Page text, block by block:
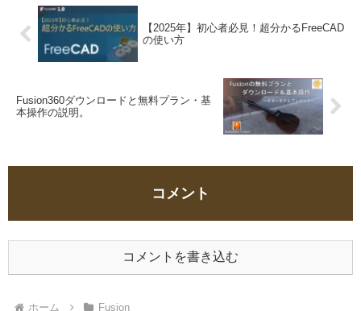
【2025年】初心者必見！超分かるFreeCAD
の使い方
Fusion360ダウンロードと無料プラン・基
本操作の説明。
コメント
コメントを書き込む
ホーム Fusion